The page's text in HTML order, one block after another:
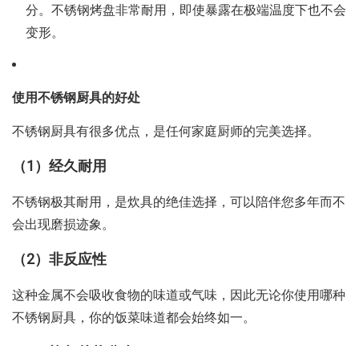
分。不锈钢烤盘非常耐用，即使暴露在极端温度下也不会
变形。
使用不锈钢厨具的好处
不锈钢厨具有很多优点，是任何家庭厨师的完美选择。
（1）经久耐用
不锈钢极其耐用，是炊具的绝佳选择，可以陪伴您多年而不
会出现磨损迹象。
（2）非反应性
这种金属不会吸收食物的味道或气味，因此无论你使用哪种
不锈钢厨具， 你的饭菜味道都会始终如一。